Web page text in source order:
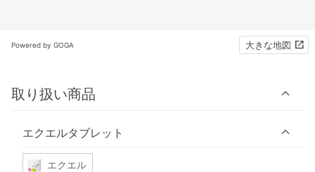
Powered by GOGA 大きな地図
取り扱い商品
エクエルタブレット
エクエル